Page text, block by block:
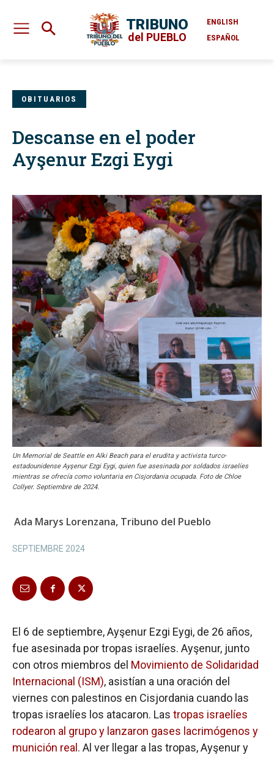
TRIBUNO
del PUEBLO
ENGLISH
ESPAÑOL
OBITUARIOS
Descanse en el poder
Ayşenur Ezgi Eygi
Un Memorial de Seattle en Alki Beach para el erudita y activista turco-
estadounidense Ayşenur Ezgi Eygi, quien fue asesinada por soldados israelíes
mientras se ofrecía como voluntaria en Cisjordania ocupada. Foto de Chloe
Collyer. Septiembre de 2024.
Ada Marys Lorenzana, Tribuno del Pueblo
SEPTIEMBRE 2024
El 6 de septiembre, Ayşenur Ezgi Eygi, de 26 años,
fue asesinada por tropas israelíes. Ayşenur, junto
con otros miembros del Movimiento de Solidaridad
Internacional (ISM), asistían a una oración del
viernes con palestinos en Cisjordania cuando las
tropas israelíes los atacaron. Las tropas israelíes
rodearon al grupo y lanzaron gases lacrimógenos y
munición real . Al ver llegar a las tropas, Ayşenur y